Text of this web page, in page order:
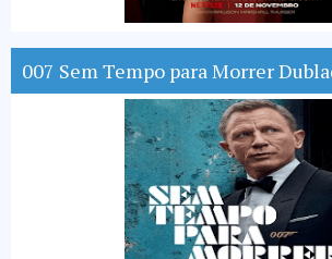
007 Sem Tempo para Morrer